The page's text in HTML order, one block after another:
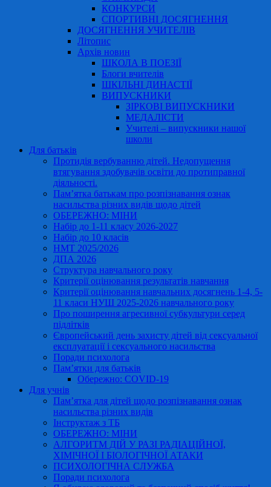
КОНКУРСИ
СПОРТИВНІ ДОСЯГНЕННЯ
ДОСЯГНЕННЯ УЧИТЕЛІВ
Літопис
Архів новин
ШКОЛА В ПОЕЗІЇ
Блоги вчителів
ШКІЛЬНІ ДИНАСТІЇ
ВИПУСКНИКИ
ЗІРКОВІ ВИПУСКНИКИ
МЕДАЛІСТИ
Учителі – випускники нашої
школи
Для батьків
Протидія вербуванню дітей. Недопущення
втягування здобувачів освіти до протиправної
діяльності.
Пам’ятка батькам про розпізнавання ознак
насильства різних видів щодо дітей
ОБЕРЕЖНО: МІНИ
Набір до 1-11 класу 2026-2027
Набір до 10 класів
НМТ 2025/2026
ДПА 2026
Структура навчального року
Критерії оцінювання результатів навчання
Критерії оцінювання навчальних досягнень 1-4, 5-
11 класи НУШ 2025-2026 навчального року
Про поширення агресивної субкультури серед
підлітків
Європейський день захисту дітей від сексуальної
експлуатації і сексуального насильства
Поради психолога
Пам’ятки для батьків
Обережно: COVID-19
Для учнів
Пам’ятка для дітей щодо розпізнавання ознак
насильства різних видів
Інструктаж з ТБ
ОБЕРЕЖНО: МІНИ
АЛГОРИТМ ДІЙ У РАЗІ РАДІАЦІЙНОЇ,
ХІМІЧНОЇ І БІОЛОГІЧНОЇ АТАКИ
ПСИХОЛОГІЧНА СЛУЖБА
Поради психолога